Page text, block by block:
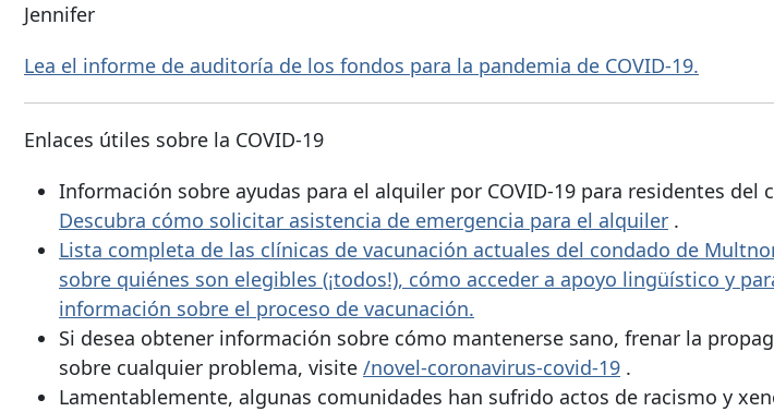
Jennifer
Lea el informe de auditoría de los fondos para la pandemia de COVID-19.
Enlaces útiles sobre la COVID-19
Información sobre ayudas para el alquiler por COVID-19 para residentes del
Descubra cómo solicitar asistencia de emergencia para el alquiler .
Lista completa de las clínicas de vacunación actuales del condado de
sobre quiénes son elegibles (¡todos!), cómo acceder a apoyo lingüístico y
información sobre el proceso de vacunación.
Si desea obtener información sobre cómo mantenerse sano, frenar la
sobre cualquier problema, visite /novel-coronavirus-covid-19 .
Lamentablemente, algunas comunidades han sufrido actos de racismo y